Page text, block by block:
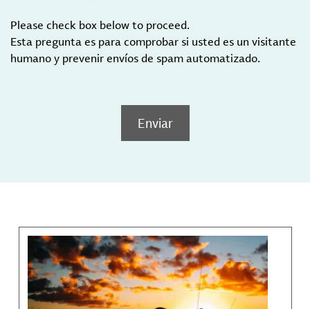
Please check box below to proceed.
Esta pregunta es para comprobar si usted es un visitante
humano y prevenir envíos de spam automatizado.
Enviar